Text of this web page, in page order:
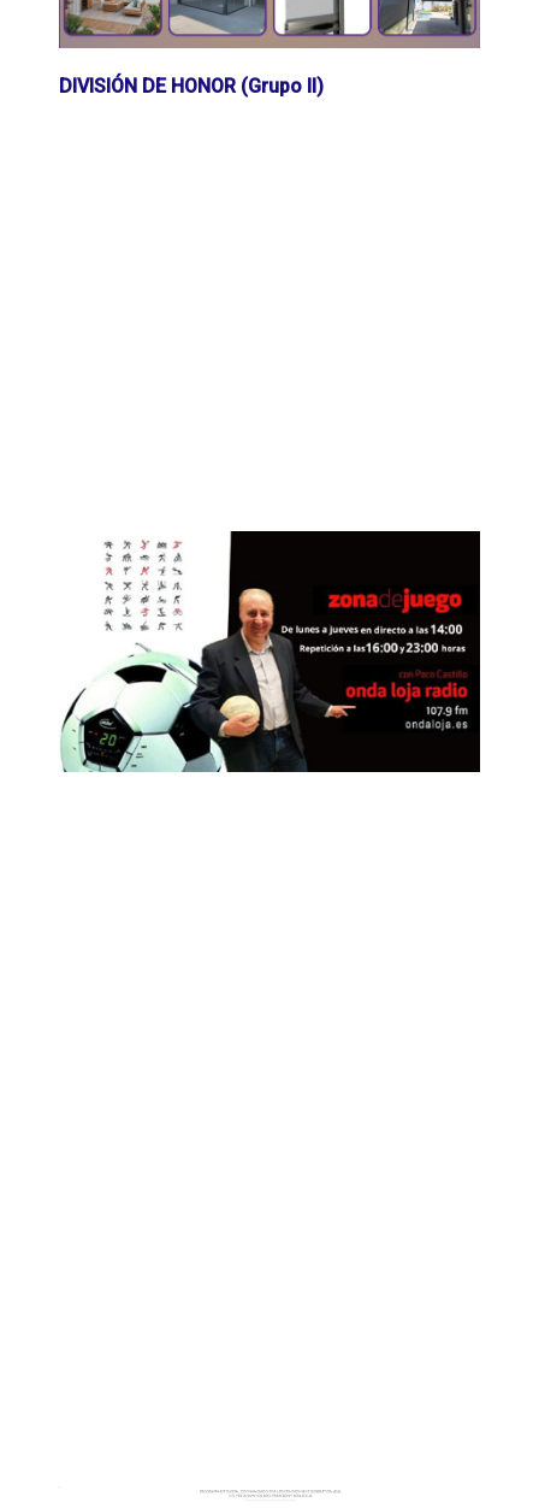
DIVISIÓN DE HONOR (Grupo II)